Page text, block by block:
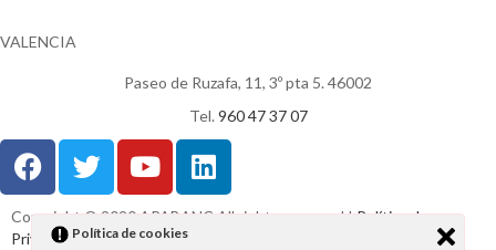
VALENCIA
Paseo de Ruzafa, 11, 3º pta 5. 46002
Tel. 960 47 37 07
Copyright © 2020 APABANC All rights reserved IPolítica de
PrivacidadIAviso LegalIPolítica de cookies
Política de cookies